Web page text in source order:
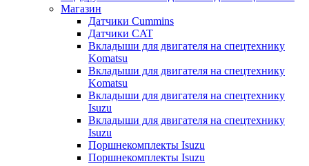
Магазин
Датчики Cummins
Датчики CAT
Вкладыши для двигателя на спецтехнику
Komatsu
Вкладыши для двигателя на спецтехнику
Komatsu
Вкладыши для двигателя на спецтехнику
Isuzu
Вкладыши для двигателя на спецтехнику
Isuzu
Поршнекомплекты Isuzu
Поршнекомплекты Isuzu